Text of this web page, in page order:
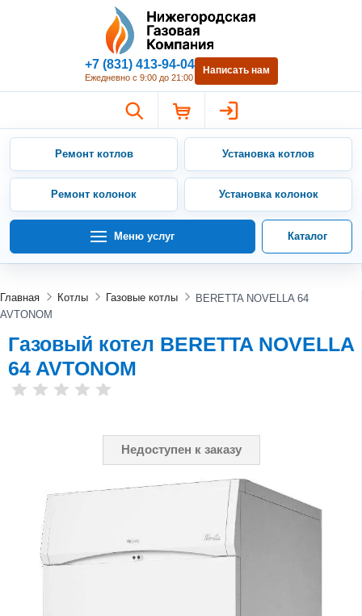
Нижегородская Газовая
+7 (831) 413-94-04
Ежедневно с 9:00 до 21:00
Написать нам
Ремонт котлов Установка котлов
Ремонт колонок Установка колонок
Меню услуг Каталог
Главная Котлы Газовые котлы
BERETTA NOVELLA 64
AVTONOM
Газовый котел BERETTA NOVELLA
64 AVTONOM
Недоступен к заказу